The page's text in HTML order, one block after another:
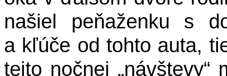
našiel peňaženku s
a kľúče od tohto auta,
tejto nočnej